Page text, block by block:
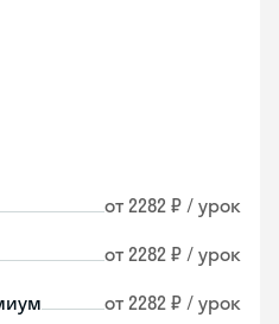
от 2282 ₽ / урок
от 2282 ₽ / урок
от 2282 ₽ / урок